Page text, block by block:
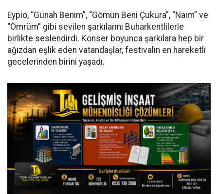
Eypio, “Günah Benim”, “Gömün Beni Çukura”, “Naim” ve
“Ömrüm” gibi sevilen şarkılarını Buharkentlilerle
birlikte seslendirdi. Konser boyunca şarkılara hep bir
ağızdan eşlik eden vatandaşlar, festivalin en hareketli
gecelerinden birini yaşadı.